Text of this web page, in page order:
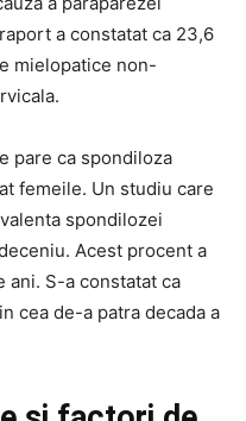
a constatat ca 23,6
mielopatice non-
pare ca spondiloza
femeile. Un studiu care
spondilozei
Acest procent a
ani. S-a constatat ca
cea de-a patra decada a